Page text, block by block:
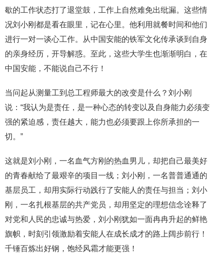
歇的工作状态打了退堂鼓，工作上自然难免出纰漏。这些情
况刘小刚都是看在眼里，记在心里。他利用就餐时间和他们
进行一对一谈心工作。从中国安能的铁军文化传承谈到自身
的亲身经历，开导解惑。至此，这些大学生也渐渐明白，在
中国安能，不能说自己不行！
当问起从测量工到总工程师最大的改变是什么？刘小刚
说：“我认为是责任，是一种心态的转变以及自身能力必须变
强的紧迫感，责任越大，能力也必须要跟上你所承担的一
切。”
这就是刘小刚，一名血气方刚的热血男儿，却把自己最美好
的青春献给了最艰辛的项目一线；刘小刚，一名普普通通的
基层员工，却用实际行动践行了安能人的责任与担当；刘小
刚，一名扎根基层的共产党员，却用坚定的理想信念诠释了
对党和人民的忠诚与热爱，刘小刚犹如一面冉冉升起的鲜艳
旗帜，时刻引领激励着安能人在成长成才的路上阔步前行！
千锤百炼出好钢，饱经风霜才能更强！